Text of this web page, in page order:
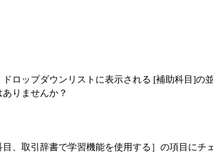
ロップダウンリストに表示される [補助科目]の
りませんか？
目、取引辞書で学習機能を使用する］の項目に